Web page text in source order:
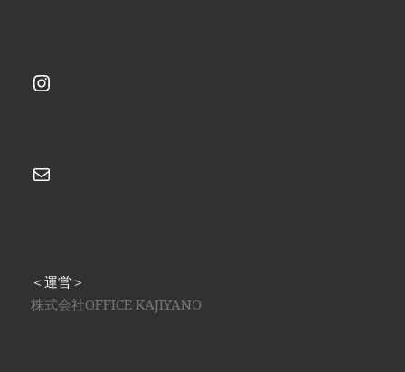
Instagram
メール
＜運営＞
株式会社OFFICE KAJIYANO